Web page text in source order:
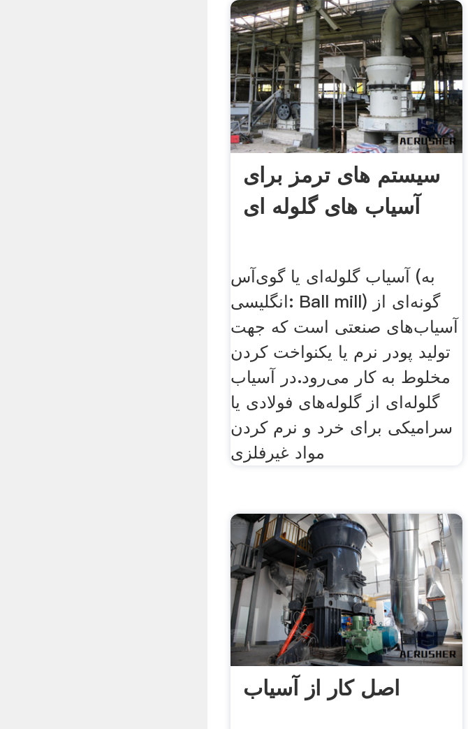
سیستم های ترمز برای
آسیاب های گلوله ای
آسیاب گلوله‌ای یا گوی‌آس (به
انگلیسی: Ball mill) گونه‌ای از
آسیاب‌های صنعتی است که جهت
تولید پودر نرم یا یکنواخت کردن
مخلوط به کار می‌رود.در آسیاب
گلوله‌ای از گلوله‌های فولادی یا
سرامیکی برای خرد و نرم کردن
مواد غیرفلزی
اصل کار از آسیاب